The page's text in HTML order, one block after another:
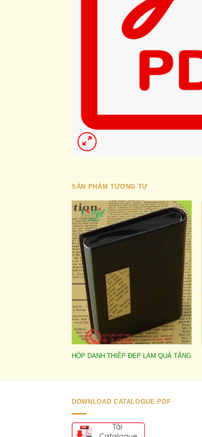
SẢN PHẨM TƯƠNG TỰ
Add to
HỘP DANH THIẾP ĐẸP LÀM QUÀ TẶNG
DOWNLOAD CATALOGUE PDF